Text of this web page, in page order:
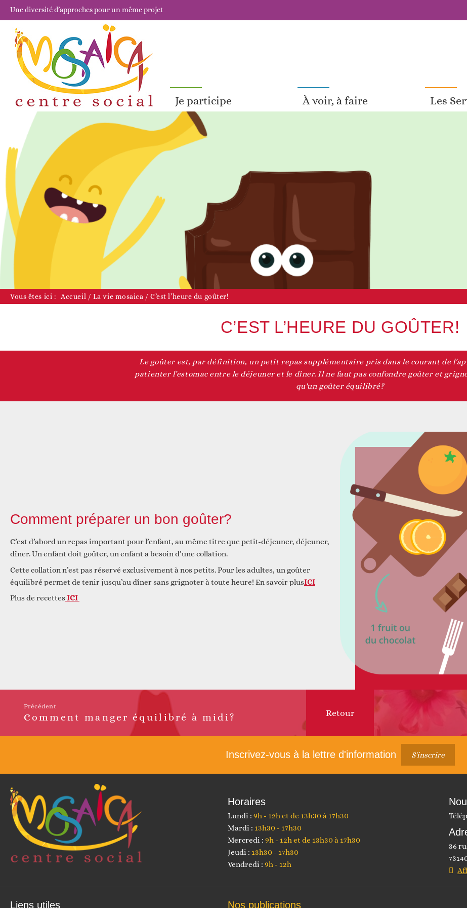
Une diversité d’approches pour un même projet
Je participe
Devenir adhérent
Devenir bénévole
À voir, à faire
Nos actualités
Les
Vie associative
Accès aux droits
Vous êtes ici : Accueil / La vie mosaica /C’est l’heure du goûter!
C’EST L’HEURE DU GOÛTER!
Le goûter est, par définition, un petit repas supplémentaire pris dans le courant de
patienter l’estomac entre le déjeuner et le dîner. Il ne faut pas confondre goûter et
qu'un goûter équilibré?
Comment préparer un bon goûter?
C’est d’abord un repas important pour l’enfant, au même titre que petit-déjeuner, déjeuner,
dîner. Un enfant doit goûter, un enfant a besoin d’une collation.
Cette collation n’est pas réservé exclusivement à nos petits. Pour les adultes, un goûter
équilibré permet de tenir jusqu’au dîner sans grignoter à toute heure! En savoir plusICI
Plus de recettes ICI
Retour
Précédent
Comment manger équilibré à midi?
suivant :
Inscrivez-vous à la lettre d'information S'inscrire
Horaires
Lundi : 9h - 12h et de 13h30 à 17h30
Mardi : 13h30 - 17h30
Mercredi : 9h - 12h et de 13h30 à 17h30
Jeudi : 13h30 - 17h30
Vendredi : 9h - 12h
36
Liens utiles Nos publications